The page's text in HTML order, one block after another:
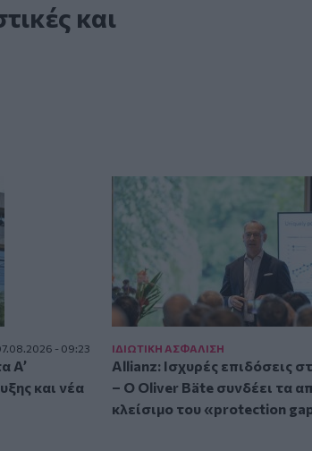
και
- 09:23
A’
και νέα
ΙΔΙΩΤΙΚΗ ΑΣΦAΛΙΣΗ
Allianz: Ισχυρές επιδόσεις
– Ο Oliver Bäte συνδέει τα
κλείσιμο του «protection